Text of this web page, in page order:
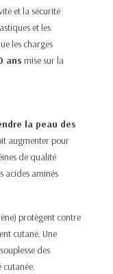
et la sécurité
et les
les charges
ans mise sur la
la peau des
augmenter pour
de qualité
acides aminés
protègent contre
cutané. Une
des
cutanée.